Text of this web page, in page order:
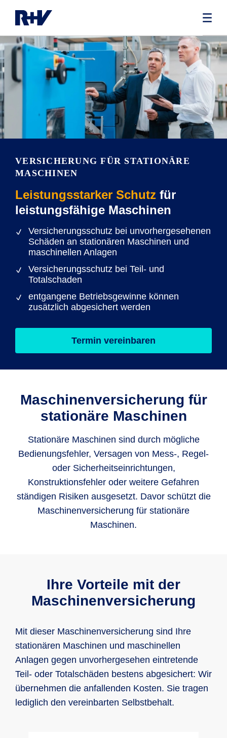
VERSICHERUNG FÜR STATIONÄRE
MASCHINEN
Leistungsstarker Schutz für
leistungsfähige Maschinen
Versicherungsschutz bei unvorhergesehenen
Schäden an stationären Maschinen und
maschinellen Anlagen
Versicherungsschutz bei Teil- und
Totalschaden
entgangene Betriebsgewinne können
zusätzlich abgesichert werden
Termin vereinbaren
Maschinen­versicherung für
stationäre Maschinen
Stationäre Maschinen sind durch mögliche
Bedienungsfehler, Versagen von Mess-, Regel-
oder Sicherheitseinrichtungen,
Konstruktionsfehler oder weitere Gefahren
ständigen Risiken ausgesetzt. Davor schützt die
Maschinenversicherung für stationäre
Maschinen.
Ihre Vorteile mit der
Maschinenversicherung
Mit dieser Maschinenversicherung sind Ihre
stationären Maschinen und maschinellen
Anlagen gegen unvorhergesehen eintretende
Teil- oder Totalschäden bestens abgesichert: Wir
übernehmen die anfallenden Kosten. Sie tragen
lediglich den vereinbarten Selbstbehalt.